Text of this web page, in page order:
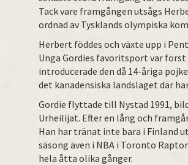
Tack vare framgången utsågs
ordnad av Tysklands olympiska
Herbert föddes och växte upp i
Unga Gordies favoritsport var
introducerade den då 14-åriga
det kanadensiska landslaget där
Gordie flyttade till Nystad 1991,
Urheilijat. Efter en lång och
Han har tränat inte bara i Finland
säsong även i NBA i Toronto
hela åtta olika gånger.